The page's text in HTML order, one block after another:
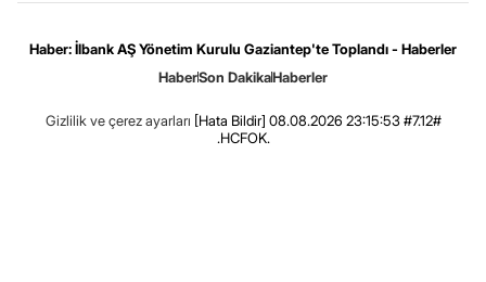
Haber: İlbank AŞ Yönetim Kurulu Gaziantep'te Toplandı - Haberler
HaberSon DakikaHaberler
Gizlilik ve çerez ayarları [Hata Bildir] 08.08.2026 23:15:53 #7.12#
.HCFOK.